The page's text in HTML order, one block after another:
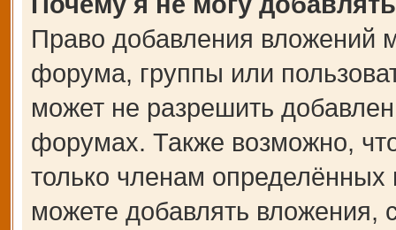
Право добавления вложений
форума, группы или
может не разрешить
форумах. Также возможно,
только членам
можете добавлять вложения,